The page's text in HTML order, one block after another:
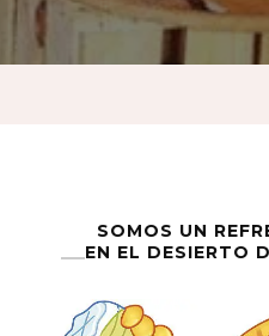
SOMOS UN
EN EL DESIERTO